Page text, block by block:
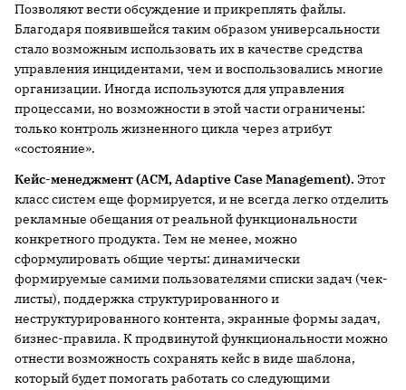
Позволяют вести обсуждение и прикреплять файлы.
Благодаря появившейся таким образом универсальности
стало возможным использовать их в качестве средства
управления инцидентами, чем и воспользовались многие
организации. Иногда используются для управления
процессами, но возможности в этой части ограничены:
только контроль жизненного цикла через атрибут
«состояние».
Кейс-менеджмент(ACM, Adaptive Case Management). Этот
класс систем еще формируется, и не всегда легко отделить
рекламные обещания от реальной функциональности
конкретного продукта. Тем не менее, можно
сформулировать общие черты: динамически
формируемые самими пользователями списки задач (чек-
листы), поддержка структурированного и
неструктурированного контента, экранные формы задач,
бизнес-правила. К продвинутой функциональности можно
отнести возможность сохранять кейс в виде шаблона,
который будет помогать работать со следующими